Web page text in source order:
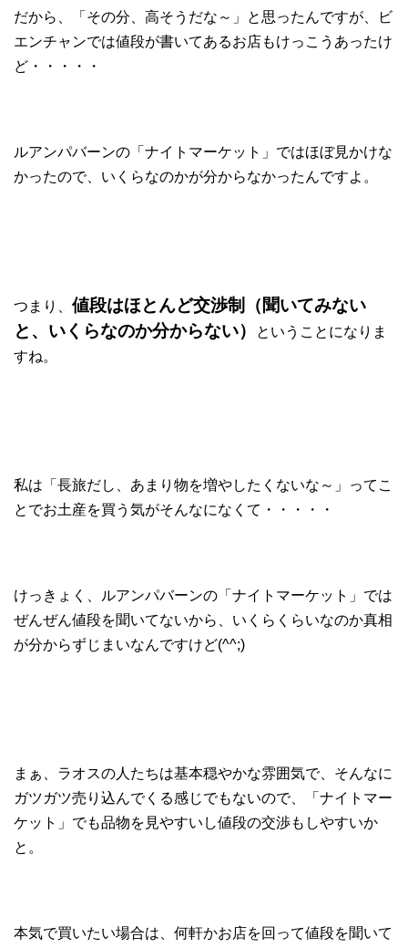
だから、「その分、高そうだな～」と思ったんですが、ビ
エンチャンでは値段が書いてあるお店もけっこうあったけ
ど・・・・・
ルアンパバーンの「ナイトマーケット」ではほぼ見かけな
かったので、いくらなのかが分からなかったんですよ。
つまり、 値段はほとんど交渉制（聞いてみない
と、いくらなのか分からない）
ということになりま
すね。
私は「長旅だし、あまり物を増やしたくないな～」ってこ
とでお土産を買う気がそんなになくて・・・・・
けっきょく、ルアンパバーンの「ナイトマーケット」では
ぜんぜん値段を聞いてないから、いくらくらいなのか真相
が分からずじまいなんですけど(^^;)
まぁ、ラオスの人たちは基本穏やかな雰囲気で、そんなに
ガツガツ売り込んでくる感じでもないので、「ナイトマー
ケット」でも品物を見やすいし値段の交渉もしやすいか
と。
本気で買いたい場合は、何軒かお店を回って値段を聞いて